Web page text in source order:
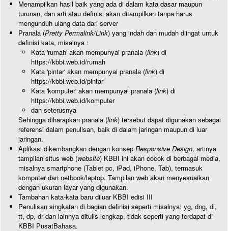
Menampilkan hasil baik yang ada di dalam kata dasar maupun
turunan, dan arti atau definisi akan ditampilkan tanpa harus
mengunduh ulang data dari server
Pranala (Pretty Permalink/Link) yang indah dan mudah diingat untuk
definisi kata, misalnya :
Kata 'rumah' akan mempunyai pranala (link) di
https://kbbi.web.id/rumah
Kata 'pintar' akan mempunyai pranala (link) di
https://kbbi.web.id/pintar
Kata 'komputer' akan mempunyai pranala (link) di
https://kbbi.web.id/komputer
dan seterusnya
Sehingga diharapkan pranala (link) tersebut dapat digunakan sebagai
referensi dalam penulisan, baik di dalam jaringan maupun di luar
jaringan.
Aplikasi dikembangkan dengan konsep Responsive Design, artinya
tampilan situs web (website) KBBI ini akan cocok di berbagai media,
misalnya smartphone (Tablet pc, iPad, iPhone, Tab), termasuk
komputer dan netbook/laptop. Tampilan web akan menyesuaikan
dengan ukuran layar yang digunakan.
Tambahan kata-kata baru diluar KBBI edisi III
Penulisan singkatan di bagian definisi seperti misalnya: yg, dng, dl,
tt, dp, dr dan lainnya ditulis lengkap, tidak seperti yang terdapat di
KBBI PusatBahasa.